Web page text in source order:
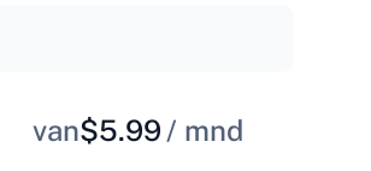
van$5.99 / mnd